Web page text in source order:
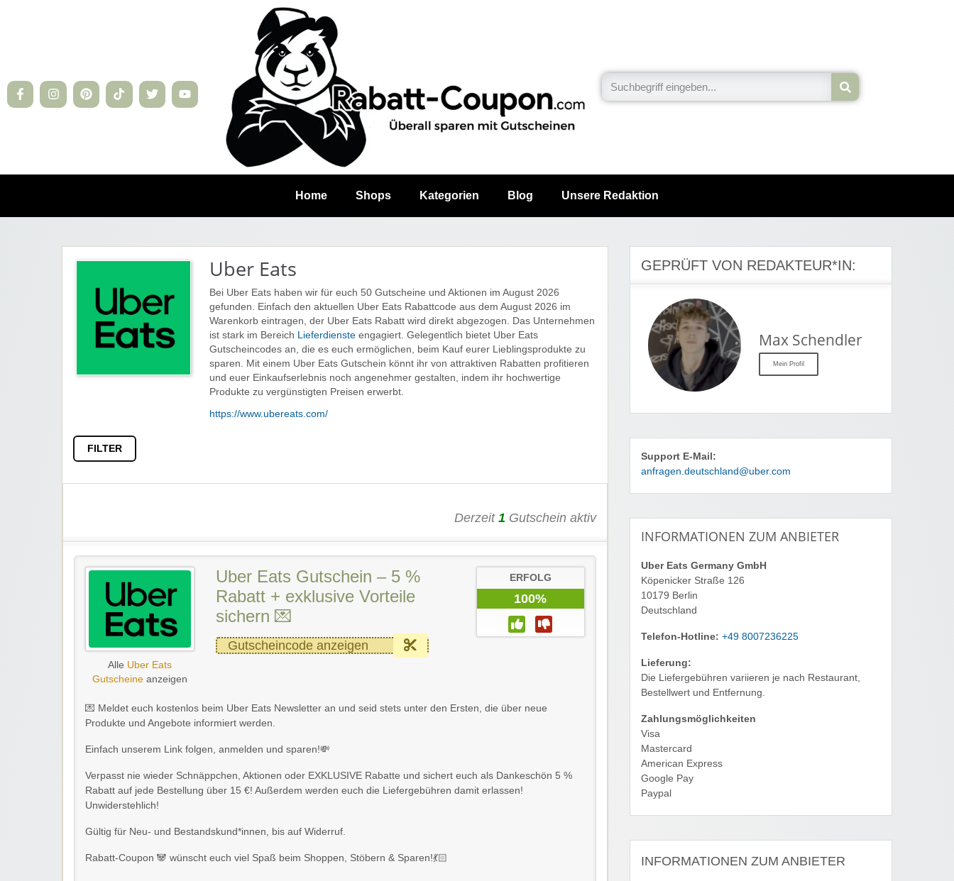
Home Shops Kategorien Blog Unsere Redaktion
Uber Eats
Bei Uber Eats haben wir für euch 50 Gutscheine und Aktionen im August 2026
gefunden. Einfach den aktuellen Uber Eats Rabattcode aus dem August 2026 im
Warenkorb eintragen, der Uber Eats Rabatt wird direkt abgezogen. Das Unternehmen
ist stark im Bereich Lieferdienste engagiert. Gelegentlich bietet Uber Eats
Gutscheincodes an, die es euch ermöglichen, beim Kauf eurer Lieblingsprodukte zu
sparen. Mit einem Uber Eats Gutschein könnt ihr von attraktiven Rabatten profitieren
und euer Einkaufserlebnis noch angenehmer gestalten, indem ihr hochwertige
Produkte zu vergünstigten Preisen erwerbt.
https://www.ubereats.com/
FILTER
Derzeit 1 Gutschein aktiv
Alle Uber Eats
Gutscheineanzeigen
Uber Eats Gutschein – 5 %
Rabatt + exklusive Vorteile
sichern 💌
Gutscheincode anzeigen
ERFOLG
100%
💌 Meldet euch kostenlos beim Uber Eats Newsletter an und seid stets unter den Ersten, die über neue
Produkte und Angebote informiert werden.
Einfach unserem Link folgen, anmelden und sparen!💸
Verpasst nie wieder Schnäppchen, Aktionen oder EXKLUSIVE Rabatte und sichert euch als Dankeschön 5 %
Rabatt auf jede Bestellung über 15 €! Außerdem werden euch die Liefergebühren damit erlassen!
Unwiderstehlich!
Gültig für Neu- und Bestandskund*innen, bis auf Widerruf.
Rabatt-Coupon 🐼 wünscht euch viel Spaß beim Shoppen, Stöbern & Sparen!💃🏻
GEPRÜFT VON REDAKTEUR*IN:
Max Schendler
Mein Profil
Support E-Mail:
anfragen.deutschland@uber.com
INFORMATIONEN ZUM ANBIETER
Uber Eats Germany GmbH
Köpenicker Straße 126
10179 Berlin
Deutschland
Telefon-Hotline: +49 8007236225
Lieferung:
Die Liefergebühren variieren je nach Restaurant,
Bestellwert und Entfernung.
Zahlungsmöglichkeiten
Visa
Mastercard
American Express
Google Pay
Paypal
INFORMATIONEN ZUM ANBIETER